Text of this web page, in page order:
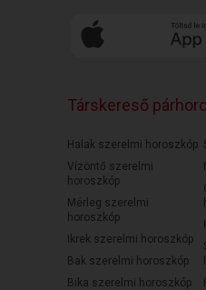
Társkereső
Halak szerelmi horoszkóp
Vízöntő szerelmi
horoszkóp
Mérleg szerelmi
horoszkóp
Ikrek szerelmi horoszkóp
Bak szerelmi horoszkóp
Bika szerelmi horoszkóp